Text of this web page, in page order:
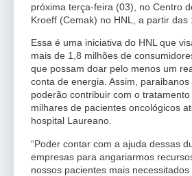
próxima terça-feira (03), no Centro
Kroeff (Cemak) no HNL, a partir das
Essa é uma iniciativa do HNL que
mais de 1,8 milhões de
que possam doar pelo menos um
conta de energia. Assim,
poderão contribuir com o
milhares de pacientes oncológicos
hospital Laureano.
“Poder contar com a ajuda dessas
empresas para angariarmos
nossos pacientes mais